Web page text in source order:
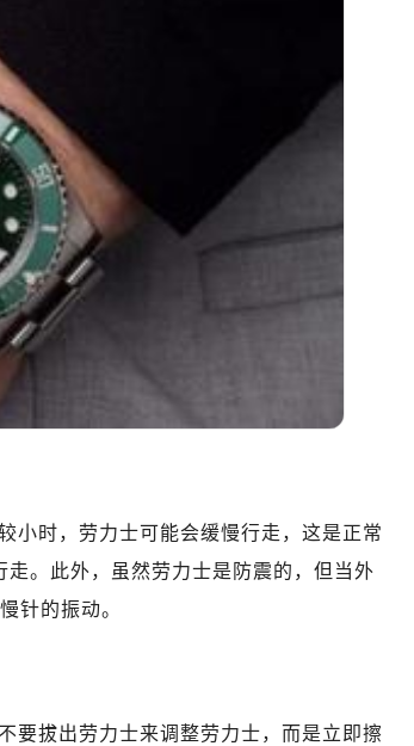
前预约）
室（需提前预约）
室（需提前预约）
字楼（芙蓉广场）10层13室（需提前预约）
提前预约）
店）3层整层（需提前预约）
店）1层整层（需提前预约）
）1层整层（需提前预约）
层17-B（需提前预约）
预约）
室（需提前预约）
约）
需提前预约）
室（需提前预约）
前预约）
约）
室（需提前预约）
小时，劳力士可能会缓慢行走，这是正常
。此外，虽然劳力士是防震的，但当外
针的振动。
要拔出劳力士来调整劳力士，而是立即擦